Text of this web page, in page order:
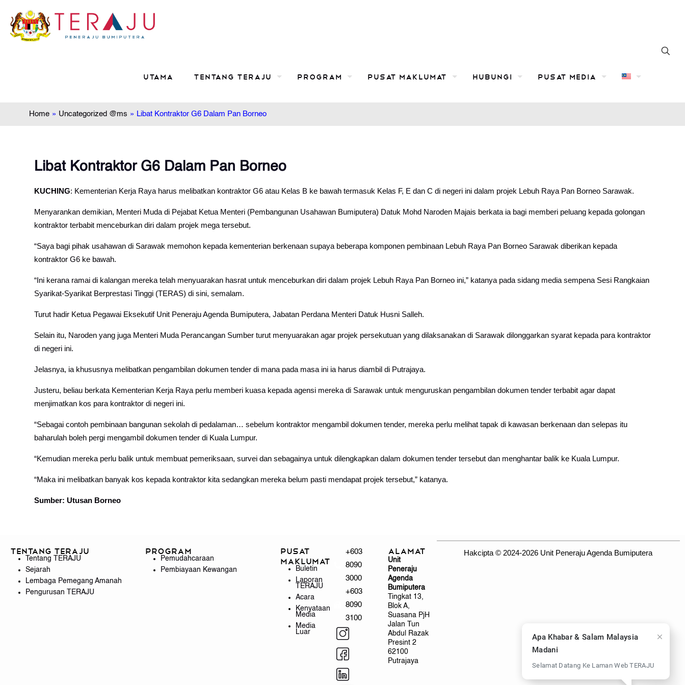
Utama Tentang TERAJU Program Pusat Maklumat Hubungi Pusat Media
Home » Uncategorized @ms » Libat Kontraktor G6 Dalam Pan Borneo
Libat Kontraktor G6 Dalam Pan Borneo
KUCHING: Kementerian Kerja Raya harus melibatkan kontraktor G6 atau Kelas B ke bawah termasuk Kelas F, E dan C di negeri ini dalam projek Lebuh Raya Pan Borneo Sarawak.
Menyarankan demikian, Menteri Muda di Pejabat Ketua Menteri (Pembangunan Usahawan Bumiputera) Datuk Mohd Naroden Majais berkata ia bagi memberi peluang kepada golongan
kontraktor terbabit menceburkan diri dalam projek mega tersebut.
“Saya bagi pihak usahawan di Sarawak memohon kepada kementerian berkenaan supaya beberapa komponen pembinaan Lebuh Raya Pan Borneo Sarawak diberikan kepada
kontraktor G6 ke bawah.
“Ini kerana ramai di kalangan mereka telah menyuarakan hasrat untuk menceburkan diri dalam projek Lebuh Raya Pan Borneo ini,” katanya pada sidang media sempena Sesi Rangkaian
Syarikat-Syarikat Berprestasi Tinggi (TERAS) di sini, semalam.
Turut hadir Ketua Pegawai Eksekutif Unit Peneraju Agenda Bumiputera, Jabatan Perdana Menteri Datuk Husni Salleh.
Selain itu, Naroden yang juga Menteri Muda Perancangan Sumber turut menyuarakan agar projek persekutuan yang dilaksanakan di Sarawak dilonggarkan syarat kepada para kontraktor
di negeri ini.
Jelasnya, ia khususnya melibatkan pengambilan dokumen tender di mana pada masa ini ia harus diambil di Putrajaya.
Justeru, beliau berkata Kementerian Kerja Raya perlu memberi kuasa kepada agensi mereka di Sarawak untuk menguruskan pengambilan dokumen tender terbabit agar dapat
menjimatkan kos para kontraktor di negeri ini.
“Sebagai contoh pembinaan bangunan sekolah di pedalaman… sebelum kontraktor mengambil dokumen tender, mereka perlu melihat tapak di kawasan berkenaan dan selepas itu
baharulah boleh pergi mengambil dokumen tender di Kuala Lumpur.
“Kemudian mereka perlu balik untuk membuat pemeriksaan, survei dan sebagainya untuk dilengkapkan dalam dokumen tender tersebut dan menghantar balik ke Kuala Lumpur.
“Maka ini melibatkan banyak kos kepada kontraktor kita sedangkan mereka belum pasti mendapat projek tersebut,” katanya.
Sumber: Utusan Borneo
Tentang TERAJU
Tentang TERAJU
Sejarah
Lembaga Pemegang Amanah
Pengurusan TERAJU
Program
Pemudahcaraan
Pembiayaan Kewangan
Pusat
Maklumat
Buletin
Laporan
TERAJU
Acara
Kenyataan
Media
Media
Luar
+603
8090
3000
+603
8090
3100
Alamat
Unit
Peneraju
Agenda
Bumiputera
Tingkat 13,
Blok A,
Suasana PjH
Jalan Tun
Abdul Razak
Presint 2
62100
Putrajaya
Hakcipta © 2024-2026 Unit Peneraju Agenda Bumiputera
Apa Khabar & Salam Malaysia
Madani
Selamat Datang Ke Laman Web TERAJU